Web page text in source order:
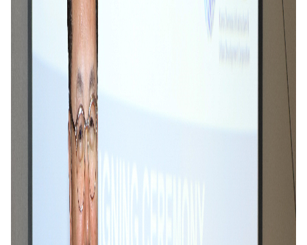
수주지원단을 파견하여
스마트시티는 물론 다양한
건설 분야 우수기업의 신수도 사업 진출을 도울 예